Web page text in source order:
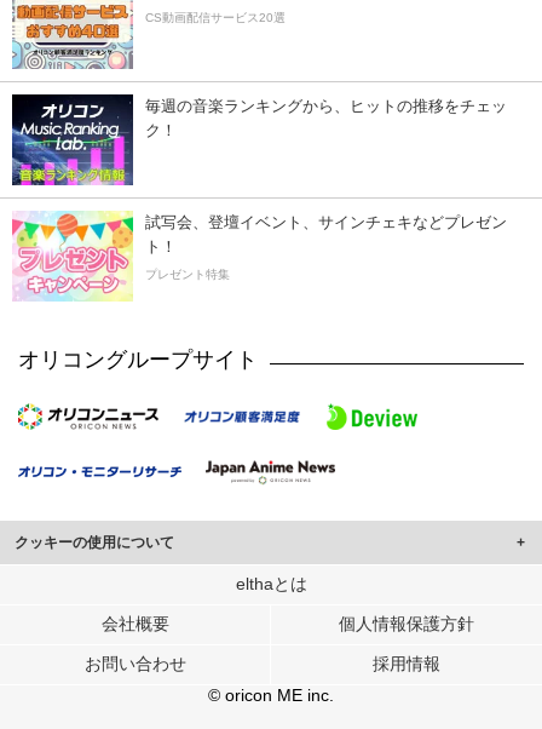
CS動画配信サービス20選
毎週の音楽ランキングから、ヒットの推移をチェッ
ク！
試写会、登壇イベント、サインチェキなどプレゼン
ト！
プレゼント特集
オリコングループサイト
クッキーの使用について
このサイトでは Cookie を使用して、ユーザーに合わせたコンテンツや広告の
行っています。
メディアや広告配信、データ解析の各パートナーに提供しています。
各パートナーは、この情報とユーザーが各パートナーに提供した他の情報や、
ユーザーが各パートナーのサービスを使用したときに収集した他の情報を組み
elthaとは
会社概要 個人情報保護方針
お問い合わせ
採用情報
© oricon ME inc.